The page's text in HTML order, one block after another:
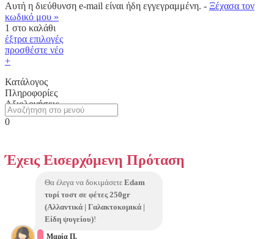
Αυτή η διεύθυνση e-mail είναι ήδη εγγεγραμμένη. - Ξέχασα τον
κωδικό μου »
1 στο καλάθι
έξτρα επιλογές
προσθέστε νέο
+
Κατάλογος
Πληροφορίες
Αξιολογήσεις
0
Έχεις Eισερχόμενη Πρόταση
Θα έλεγα να δοκιμάσετε Edam
τυρί τοστ σε φέτες 250gr
(Αλλαντικά | Γαλακτοκομικά |
Είδη ψυγείου)!
Μαρία Π.